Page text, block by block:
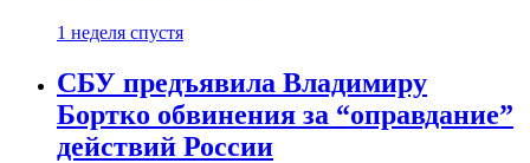
1 неделя спустя
СБУ предъявила Владимиру
Бортко обвинения за “оправдание”
действий России